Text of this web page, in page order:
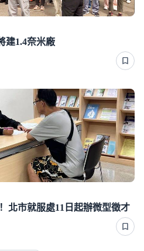
建1.4奈米廠
北市就服處11日起辦微型徵才